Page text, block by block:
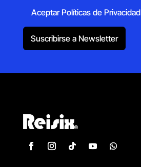
Aceptar Políticas de Privacidad
Suscribirse a Newsletter